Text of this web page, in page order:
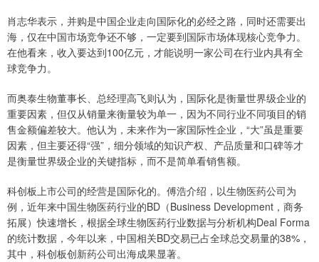
肖志华表示，并购是中国企业走向国际化的必经之路，同时还需要出
海，仅在中国市场竞争还不够，一定要到国际市场体现核心竞争力。
在他看来，收入要达到100亿元，才能说明一家公司在行业内具有全
球竞争力。
而奥泰生物董事长、总经理高飞则认为，国际化是衡量世界级企业的
重要因素，但仅从销量来衡量较为单一，因为不同行业不同项目的销
售金额偏差较大。他认为，未来作为一家国际性企业，“大”虽是重要
因素，但主要还得“强”，细分领域的知识产权、产品质量和口碑等才
是衡量世界级企业的关键指标，而不是简单看销售额。
科创板上市公司的经营是国际化的。傅浩介绍，以生物医药公司为
例，近年来中国生物医药行业的BD（Business Development，商务
拓展）快速增长，根据全球生物医药行业数据与分析机构Deal Forma
的统计数据，今年以来，中国相关BD交易已占全球总交易量的38%，
其中，科创板创新药公司出海成果显著。